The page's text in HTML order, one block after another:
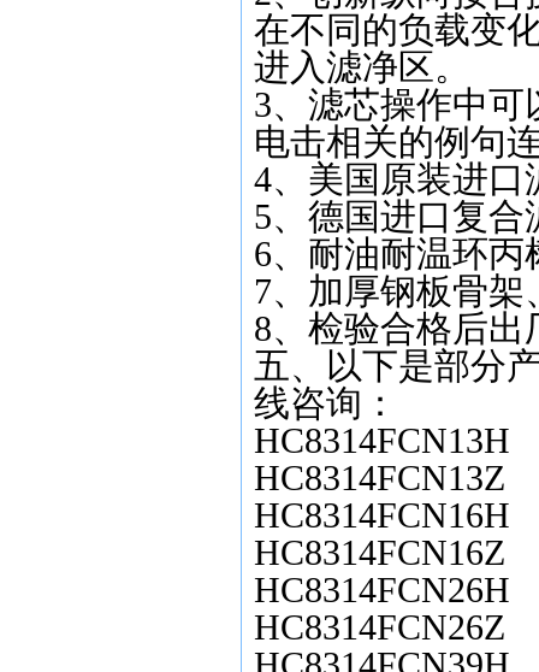
在不同的负载变
进入滤净区。
3、滤芯操作中
电击相关的例句
4、美国原装进
5、德国进口复
6、耐油耐温环
7、加厚钢板骨
8、检验合格后
五、以下是部分
线咨询：
HC8314FCN13H
HC8314FCN13Z
HC8314FCN16H
HC8314FCN16Z
HC8314FCN26H
HC8314FCN26Z